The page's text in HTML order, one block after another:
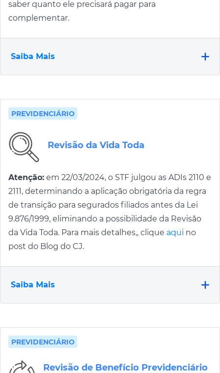
saber quanto ele precisará pagar para
complementar.
Saiba Mais
PREVIDENCIÁRIO
Revisão da Vida Toda
Atenção: em 22/03/2024, o STF julgou as ADIs 2110 e
2111, determinando a aplicação obrigatória da regra
de transição para segurados filiados antes da Lei
9.876/1999, eliminando a possibilidade da Revisão
da Vida Toda. Para mais detalhes,, clique aqui no
post do Blog do CJ.
Saiba Mais
PREVIDENCIÁRIO
Revisão de Benefício Previdenciário